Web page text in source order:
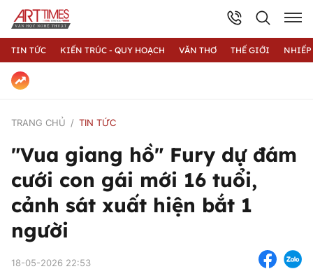
TIN TỨC KIẾN TRÚC - QUY HOẠCH VĂN THƠ THẾ GIỚI
TRANG CHỦ TIN TỨC
"Vua giang hồ" Fury dự đám
cưới con gái mới 16 tuổi,
cảnh sát xuất hiện bắt 1
người
18-05-2026 22:53